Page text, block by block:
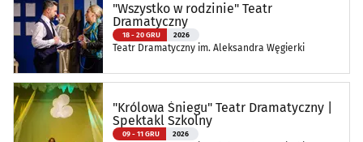
"Wszystko w rodzinie" Teatr
Dramatyczny
18 - 20 GRU 2026
Teatr Dramatyczny im. Aleksandra Węgierki
"Królowa Śniegu" Teatr Dramatyczny |
Spektakl Szkolny
09 - 11 GRU 2026